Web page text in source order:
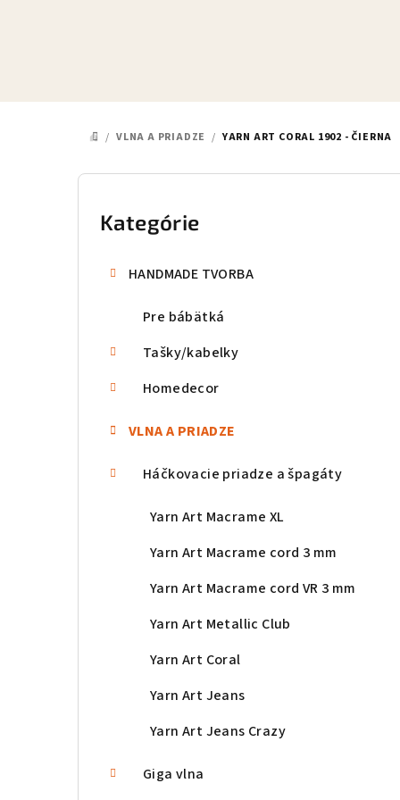
DOMOV
/ VLNA A PRIADZE / YARN ART CORAL 1902 - ČIERNA
B
Preskočiť
kategórie
Kategórie
HANDMADE TVORBA
Pre bábätká
Tašky/kabelky
Homedecor
VLNA A PRIADZE
Háčkovacie priadze a špagáty
Yarn Art Macrame XL
Yarn Art Macrame cord 3 mm
Yarn Art Macrame cord VR 3 mm
Yarn Art Metallic Club
Yarn Art Coral
Yarn Art Jeans
Yarn Art Jeans Crazy
Giga vlna